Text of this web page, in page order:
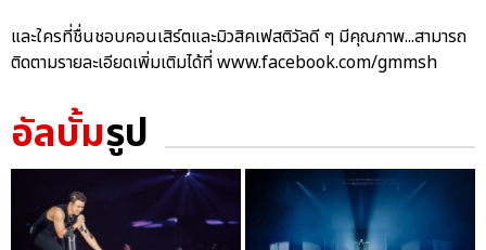
และใครที่ชื่นชอบคอนเสิร์ตและมิวสิคเฟสติวัลดี ๆ มีคุณภาพ...สามารถ
ติดตามรายละเอียดเพิ่มเติมได้ที่ www.facebook.com/gmmsh
อัลบั้มรูป